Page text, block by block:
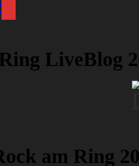
LiveBlog
am Ring